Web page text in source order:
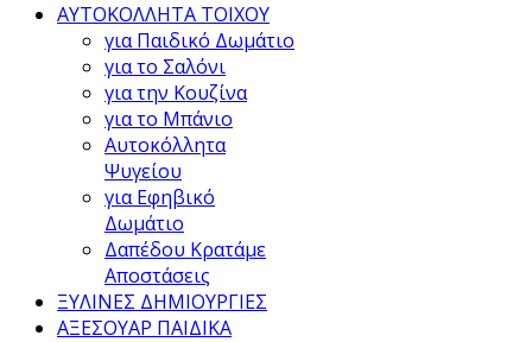
ΑΥΤΟΚΟΛΛΗΤΑ ΤΟΙΧΟΥ
για Παιδικό Δωμάτιο
για το Σαλόνι
για την Κουζίνα
για το Μπάνιο
Αυτοκόλλητα
Ψυγείου
για Εφηβικό
Δωμάτιο
Δαπέδου Κρατάμε
Αποστάσεις
ΞΥΛΙΝΕΣ ΔΗΜΙΟΥΡΓΙΕΣ
ΑΞΕΣΟΥΑΡ ΠΑΙΔΙΚΑ